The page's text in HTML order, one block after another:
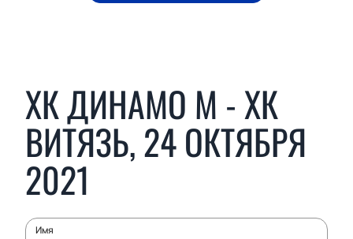
ХК ДИНАМО М - ХК
ВИТЯЗЬ, 24 ОКТЯБРЯ
2021
Имя